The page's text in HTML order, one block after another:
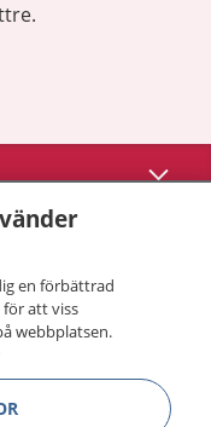
Visa
en förbättrad
att viss
webbplatsen.